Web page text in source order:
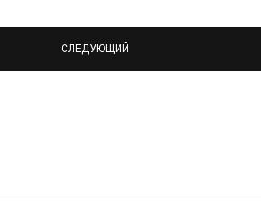
СЛЕДУЮЩИЙ